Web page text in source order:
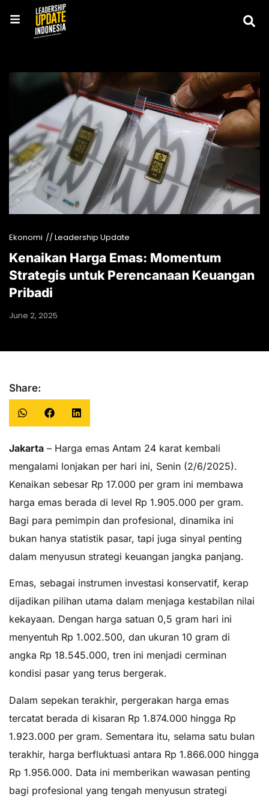
Ekonomi // Leadership Update
Kenaikan Harga Emas: Momentum
Strategis untuk Perencanaan Keuangan
Pribadi
June 2, 2025
Share:
Jakarta – Harga emas Antam 24 karat kembali
mengalami lonjakan per hari ini, Senin (2/6/2025).
Kenaikan sebesar Rp 17.000 per gram ini membawa
harga emas berada di level Rp 1.905.000 per gram.
Bagi para pemimpin dan profesional, dinamika ini
bukan hanya statistik pasar, tapi juga sinyal penting
dalam menyusun strategi keuangan jangka panjang.
Emas, sebagai instrumen investasi konservatif, kerap
dijadikan pilihan utama dalam menjaga kestabilan nilai
kekayaan. Dengan harga satuan 0,5 gram hari ini
menyentuh Rp 1.002.500, dan ukuran 10 gram di
angka Rp 18.545.000, tren ini menjadi cerminan
kondisi pasar yang terus bergerak.
Dalam sepekan terakhir, pergerakan harga emas
tercatat berada di kisaran Rp 1.874.000 hingga Rp
1.923.000 per gram. Sementara itu, selama satu bulan
terakhir, harga berfluktuasi antara Rp 1.866.000 hingga
Rp 1.956.000. Data ini memberikan wawasan penting
bagi profesional yang tengah menyusun strategi